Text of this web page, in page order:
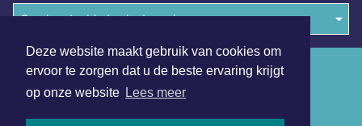
Deze website maakt gebruik van cookies om
ervoor te zorgen dat u de beste ervaring krijgt
op onze website Lees meer
Overige dagbladen in de regio
Algemene voorwaarden
Disclaimer